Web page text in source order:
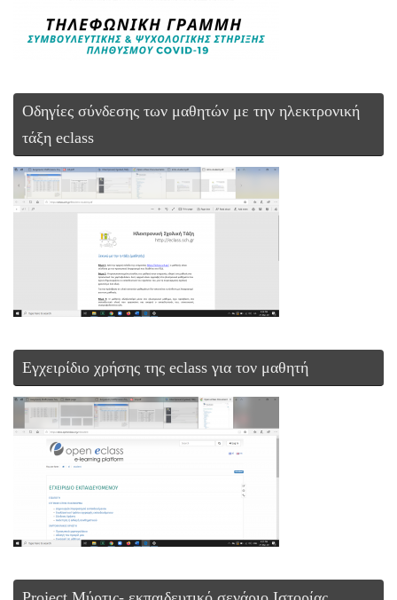
Οδηγίες σύνδεσης των μαθητών με την ηλεκτρονική
τάξη eclass
Εγχειρίδιο χρήσης της eclass για τον μαθητή